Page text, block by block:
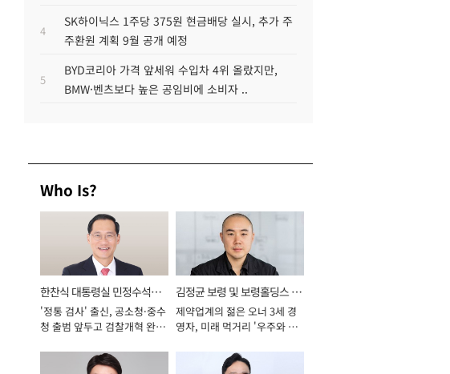
4
SK하이닉스 1주당 375원 현금배당 실시, 추가 주
주환원 계획 9월 공개 예정
5
BYD코리아 가격 앞세워 수입차 4위 올랐지만,
BMW·벤츠보다 높은 공임비에 소비자 ..
Who Is?
한찬식 대통령실 민정수석비
서관
'정통 검사' 출신, 공소청·중수
청 출범 앞두고 검찰개혁 완수
김정균 보령 및 보령홀딩스 대
표이사 사장
제약업계의 젊은 오너 3세 경
영자, 미래 먹거리 '우주와 헬